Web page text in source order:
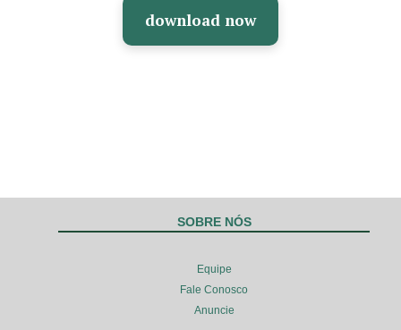
download now
SOBRE NÓS
Equipe
Fale Conosco
Anuncie